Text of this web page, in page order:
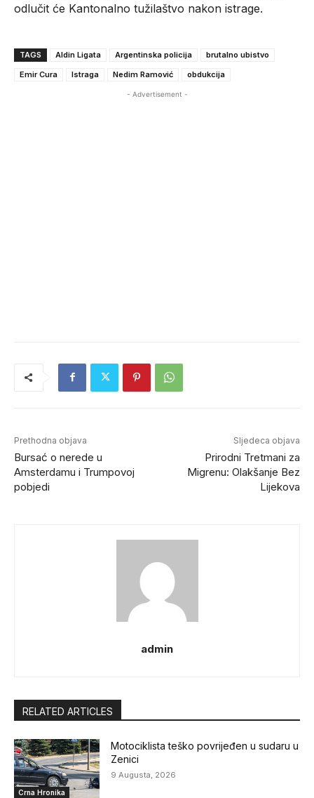
odlučit će Kantonalno tužilaštvo nakon istrage.
TAGS Aldin Ligata Argentinska policija
brutalno ubistvo
Emir Cura
Istraga Nedim Ramović obdukcija
- Advertisement -
Prethodna objava
Bursać o nerede u
Amsterdamu i Trumpovoj
pobjedi
Sljedeca objava
Prirodni Tretmani za
Migrenu: Olakšanje Bez
Lijekova
admin
RELATED ARTICLES
Crna Hronika
Motociklista teško povrijeđen u sudaru u
Zenici
9 Augusta, 2026